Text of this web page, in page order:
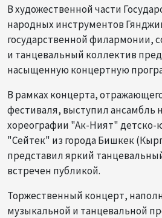
В художественной части
народных инструментов
государственной филармонии,
и танцевальный коллектив
насыщенную концертную
В рамках концерта,
фестиваля, выступил ансамбль
хореографии "Ак-Ният" детско-
"Сейтек" из города Бишкек
представил яркий
встречен публикой.
Торжественный концерт,
музыкальной и танцевальной